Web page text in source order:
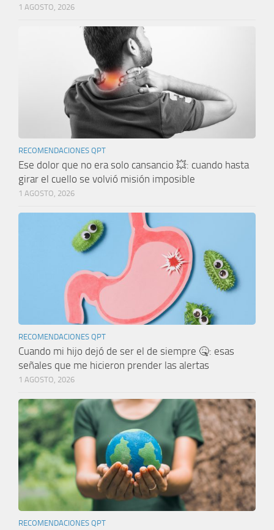
1 AGOSTO, 2026
RECOMENDACIONES QPT
Ese dolor que no era solo cansancio 💥: cuando hasta
girar el cuello se volvió misión imposible
1 AGOSTO, 2026
RECOMENDACIONES QPT
Cuando mi hijo dejó de ser el de siempre 🤒: esas
señales que me hicieron prender las alertas
1 AGOSTO, 2026
RECOMENDACIONES QPT